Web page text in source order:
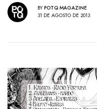
BY POTQ MAGAZINE
31 DE AGOSTO DE 2013